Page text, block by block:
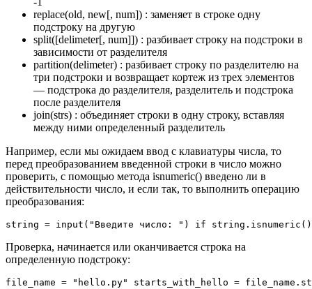
replace(old, new[, num]) : заменяет в строке одну
подстроку на другую
split([delimeter[, num]]) : разбивает строку на подстроки в
зависимости от разделителя
partition(delimeter) : разбивает строку по разделителю на
три подстроки и возвращает кортеж из трех элементов
— подстрока до разделителя, разделитель и подстрока
после разделителя
join(strs) : объединяет строки в одну строку, вставляя
между ними определенный разделитель
Например, если мы ожидаем ввод с клавиатуры числа, то
перед преобразованием введенной строки в число можно
проверить, с помощью метода isnumeric() введено ли в
действительности число, и если так, то выполнить операцию
преобразования:
string = input("Введите число: ") if
Проверка, начинается или оканчивается строка на
определенную подстроку:
file_name = "hello.py" starts_with_hello =